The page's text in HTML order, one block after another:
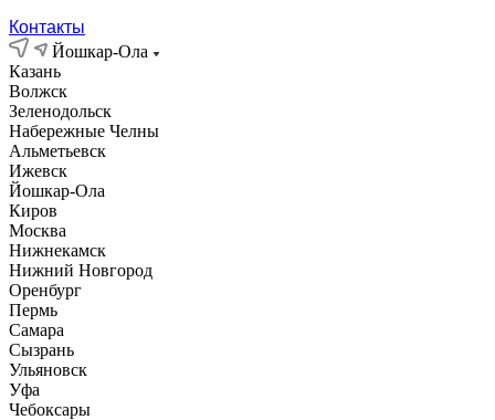
Контакты
Йошкар-Ола
Казань
Волжск
Зеленодольск
Набережные Челны
Альметьевск
Ижевск
Йошкар-Ола
Киров
Москва
Нижнекамск
Нижний Новгород
Оренбург
Пермь
Самара
Сызрань
Ульяновск
Уфа
Чебоксары